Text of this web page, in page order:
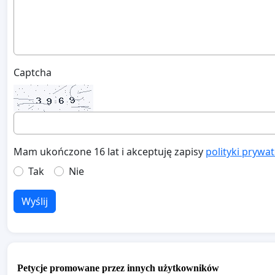
Captcha
Mam ukończone 16 lat i akceptuję zapisy polityki
Tak
Nie
Wyślij
Petycje promowane przez innych użytkowników